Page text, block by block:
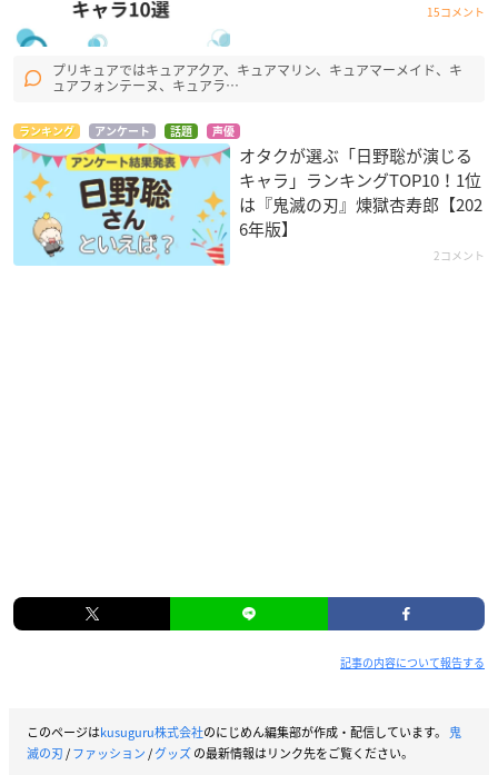
15コメント
プリキュアではキュアアクア、キュアマリン、キュアマーメイド、キ
ュアフォンテーヌ、キュアラ…
ランキング アンケート 話題 声優
オタクが選ぶ「日野聡が演じる
キャラ」ランキングTOP10！1位
は『鬼滅の刃』煉󠄁獄杏寿郎【202
6年版】
2コメント
記事の内容について報告する
このページはkusuguru株式会社のにじめん編集部が作成・配信しています。 鬼
滅の刃/ファッション/グッズの最新情報はリンク先をご覧ください。